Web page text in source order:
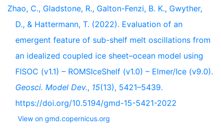
Zhao, C., Gladstone, R., Galton-Fenzi, B. K., Gwyther,
D., & Hattermann, T. (2022). Evaluation of an
emergent feature of sub-shelf melt oscillations from
an idealized coupled ice sheet–ocean model using
FISOC (v1.1) – ROMSIceShelf (v1.0) – Elmer/Ice (v9.0).
Geosci. Model Dev., 15(13), 5421–5439.
https://doi.org/10.5194/gmd-15-5421-2022
View on gmd.copernicus.org